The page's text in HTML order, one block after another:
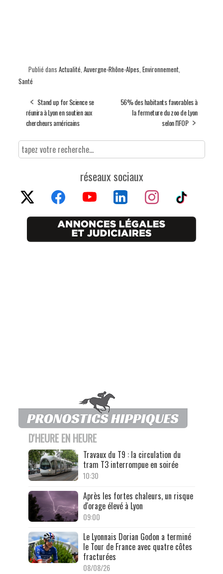
Publié dans Actualité, Auvergne-Rhône-Alpes, Environnement,
Santé
Stand up for Science se
réunira à Lyon en soutien aux
chercheurs américains
56% des habitants favorables à
la fermeture du zoo de Lyon
selon l'IFOP
réseaux sociaux
D'HEURE EN HEURE
Travaux du T9 : la circulation du
tram T3 interrompue en soirée
10:30
Après les fortes chaleurs, un risque
d'orage élevé à Lyon
09:00
Le Lyonnais Dorian Godon a terminé
le Tour de France avec quatre côtes
fracturées
08/08/26